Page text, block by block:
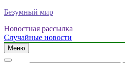
Безумный мир
Новостная рассылка
Случайные новости
Меню